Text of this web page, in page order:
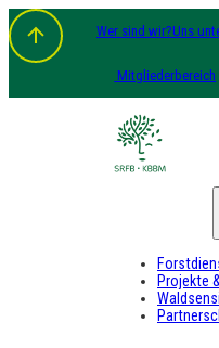
Zum
Inhalt
springen
Wer sind wir?Uns
Mitgliederbereich
Projekte